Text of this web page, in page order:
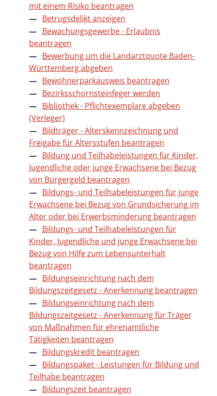
mit einem Risiko beantragen
Betrugsdelikt anzeigen
Bewachungsgewerbe - Erlaubnis
beantragen
Bewerbung um die Landarztquote Baden-
Württemberg abgeben
Bewohnerparkausweis beantragen
Bezirksschornsteinfeger werden
Bibliothek - Pflichtexemplare abgeben
(Verleger)
Bildträger - Alterskennzeichnung und
Freigabe für Altersstufen beantragen
Bildung und Teilhabeleistungen für Kinder,
Jugendliche oder junge Erwachsene bei Bezug
von Bürgergeld beantragen
Bildungs- und Teilhabeleistungen für junge
Erwachsene bei Bezug von Grundsicherung im
Alter oder bei Erwerbsminderung beantragen
Bildungs- und Teilhabeleistungen für
Kinder, Jugendliche und junge Erwachsene bei
Bezug von Hilfe zum Lebensunterhalt
beantragen
Bildungseinrichtung nach dem
Bildungszeitgesetz - Anerkennung beantragen
Bildungseinrichtung nach dem
Bildungszeitgesetz - Anerkennung für Träger
von Maßnahmen für ehrenamtliche
Tätigkeiten beantragen
Bildungskredit beantragen
Bildungspaket - Leistungen für Bildung und
Teilhabe beantragen
Bildungszeit beantragen